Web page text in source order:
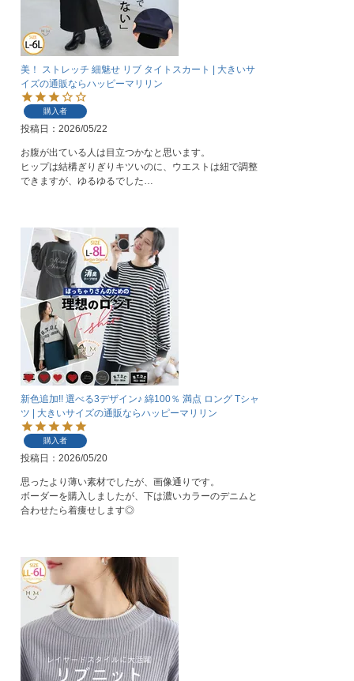
美！ ストレッチ 細魅せ リブ タイトスカート | 大きいサ
イズの通販ならハッピーマリリン
購入者
投稿日 2026/05/22
お腹が出ている人は目立つかなと思います。
ヒップは結構ぎりぎりキツいのに、ウエストは紐で調整
できますが、ゆるゆるでした…
新色追加!! 選べる3デザイン♪ 綿100％ 満点 ロング Tシャ
ツ | 大きいサイズの通販ならハッピーマリリン
購入者
投稿日 2026/05/20
思ったより薄い素材でしたが、画像通りです。
ボーダーを購入しましたが、下は濃いカラーのデニムと
合わせたら着痩せします◎